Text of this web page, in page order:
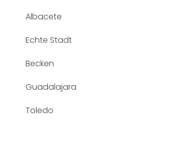
Albacete
Echte Stadt
Becken
Guadalajara
Toledo